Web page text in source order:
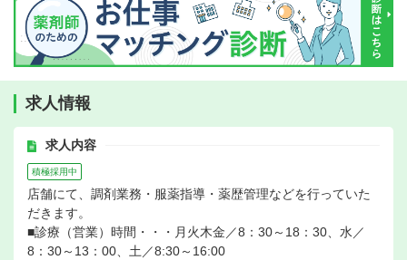
求人情報
求人内容
積極採用中
店舗にて、調剤業務・服薬指導・薬歴管理などを行っていた
だきます。
■診療（営業）時間・・・月火木金／8：30～18：30、水／
8：30～13：00、土／8:30～16:00